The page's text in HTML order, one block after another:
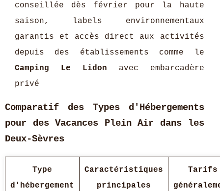
conseillée dès février pour la haute
saison, labels environnementaux
garantis et accès direct aux activités
depuis des établissements comme le
Camping Le Lidon avec embarcadère
privé
Comparatif des Types d'Hébergements
pour des Vacances Plein Air dans les
Deux-Sèvres
Type
d'hébergement
Caractéristiques
principales
Tarifs